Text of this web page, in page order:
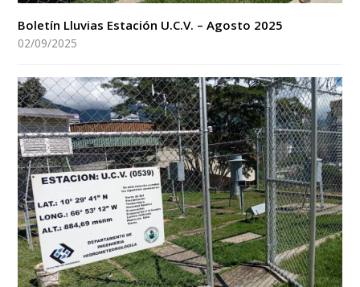
Boletín Lluvias Estación U.C.V. – Agosto 2025
02/09/2025